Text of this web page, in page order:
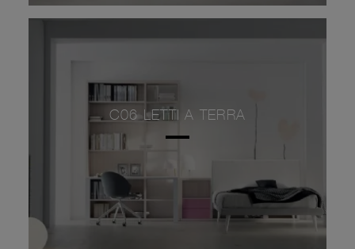
C06 LETTI A TERRA